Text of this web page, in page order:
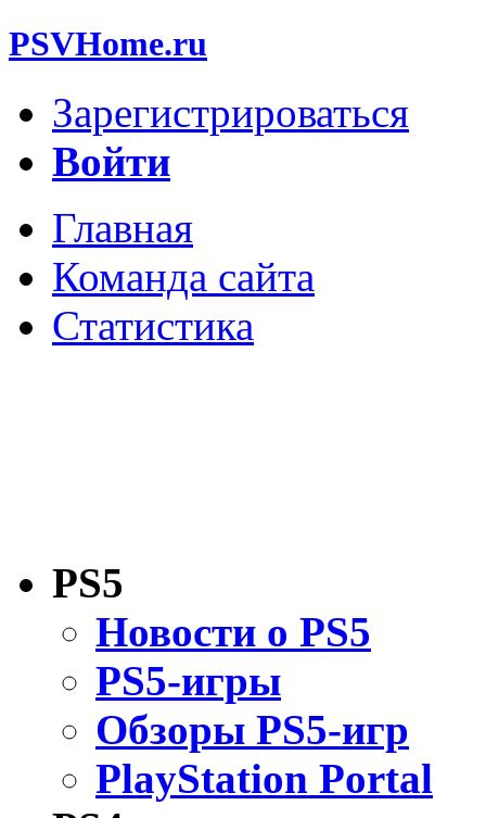
PSVHome.ru
Зарегистрироваться
Войти
Главная
Команда сайта
Статистика
PS5
Новости о PS5
PS5-игры
Обзоры PS5-игр
PlayStation Portal